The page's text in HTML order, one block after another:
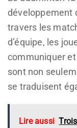
développement
travers les
d’équipe, les
communiquer et
sont non
se traduisent
Lire aussi